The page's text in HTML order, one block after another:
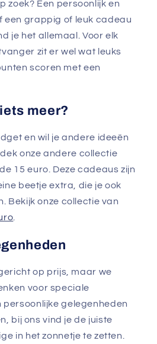
zoek? Een persoonlijk en
een grappig of leuk cadeau
je het allemaal. Voor elk
zit er wel wat leuks
scoren met een
meer?
en wil je andere ideeën
onze andere collectie
15 euro. Deze cadeaus zijn
beetje extra, die je ook
Bekijk onze collectie van
.
op prijs, maar we
voor speciale
persoonlijke gelegenheden
bij ons vind je de juiste
in het zonnetje te zetten.